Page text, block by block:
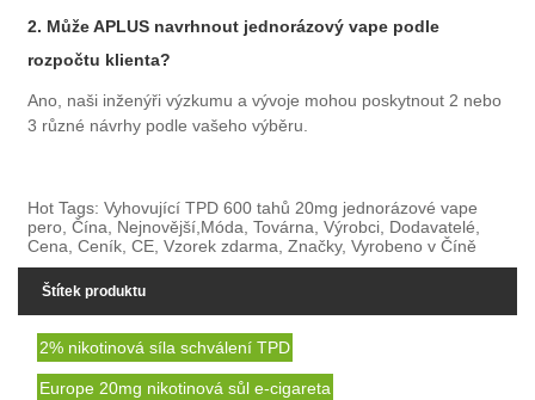
2. Může APLUS navrhnout jednorázový vape podle
rozpočtu klienta?
Ano, naši inženýři výzkumu a vývoje mohou poskytnout 2 nebo
3 různé návrhy podle vašeho výběru.
Hot Tags: Vyhovující TPD 600 tahů 20mg jednorázové vape
pero, Čína, Nejnovější,Móda, Továrna, Výrobci, Dodavatelé,
Cena, Ceník, CE, Vzorek zdarma, Značky, Vyrobeno v Číně
Štítek produktu
2% nikotinová síla schválení TPD
Europe 20mg nikotinová sůl e-cigareta